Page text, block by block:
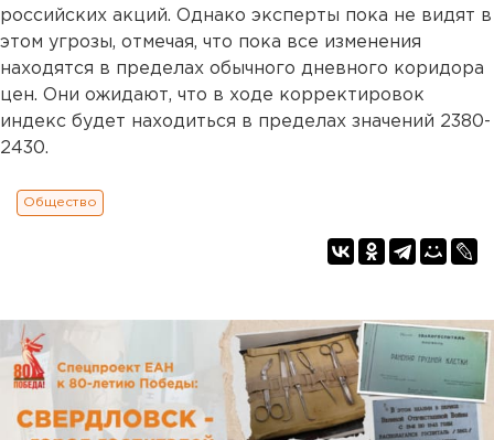
российских акций. Однако эксперты пока не видят в
этом угрозы, отмечая, что пока все изменения
находятся в пределах обычного дневного коридора
цен. Они ожидают, что в ходе корректировок
индекс будет находиться в пределах значений 2380-
2430.
Общество